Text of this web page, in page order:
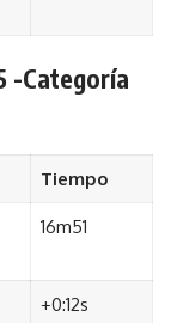
-Categoría
Tiempo
16m51
+0:12s